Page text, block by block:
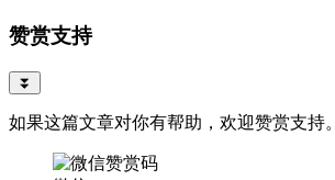
赞赏支持
⏬
如果这篇文章对你有帮助，欢迎赞赏支持。